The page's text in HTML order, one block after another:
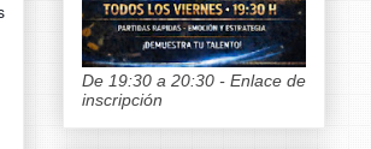
De 19:30 a 20:30 - Enlace de
inscripción